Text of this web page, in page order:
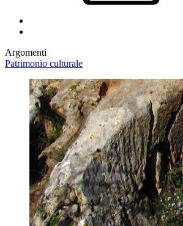
Argomenti
Patrimonio culturale